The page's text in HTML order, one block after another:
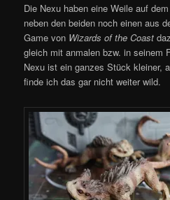
Die Nexu haben eine Weile auf
neben den beiden noch einen aus
Game von Wizards of the Coast
gleich mit anmalen bzw. in seinem
Nexu ist ein ganzes Stück kleiner,
finde ich das gar nicht weiter wild.